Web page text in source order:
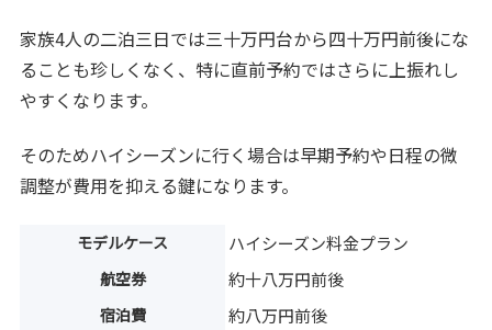
家族4人の二泊三日では三十万円台から四十万円前後にな
ることも珍しくなく、特に直前予約ではさらに上振れし
やすくなります。
そのためハイシーズンに行く場合は早期予約や日程の微
調整が費用を抑える鍵になります。
モデルケース ハイシーズン料金プラン
航空券 約十八万円前後
宿泊費 約八万円前後